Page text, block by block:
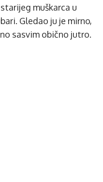
muškarca u
Gledao ju je mirno,
sasvim obično jutro.